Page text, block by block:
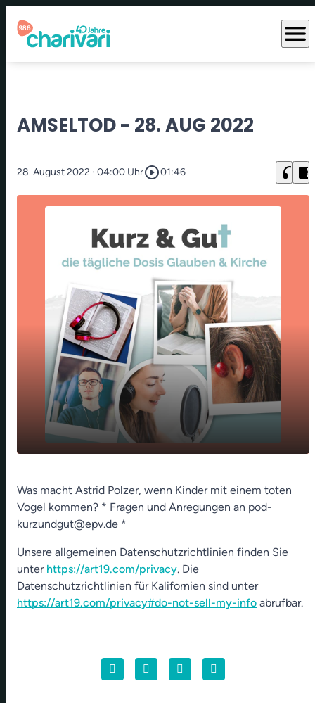
menu
AMSELTOD - 28. AUG 2022
28. August 2022 · 04:00 Uhrplay_circle_outline01:46 headphones chrome_reader_mode
play_arrow
00:00 01:46
Was macht Astrid Polzer, wenn Kinder mit einem toten
Vogel kommen? * Fragen und Anregungen an pod-
kurzundgut@epv.de *
Unsere allgemeinen Datenschutzrichtlinien finden Sie
unter https://art19.com/privacy. Die
Datenschutzrichtlinien für Kalifornien sind unter
https://art19.com/privacy#do-not-sell-my-info abrufbar.